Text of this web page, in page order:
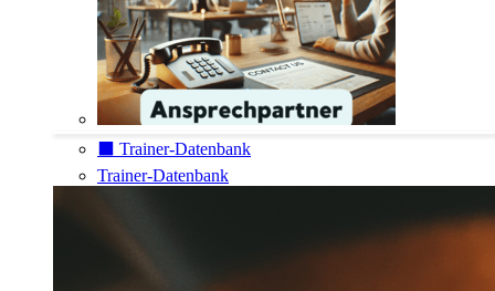
⬛️ Trainer-Datenbank
Trainer-Datenbank